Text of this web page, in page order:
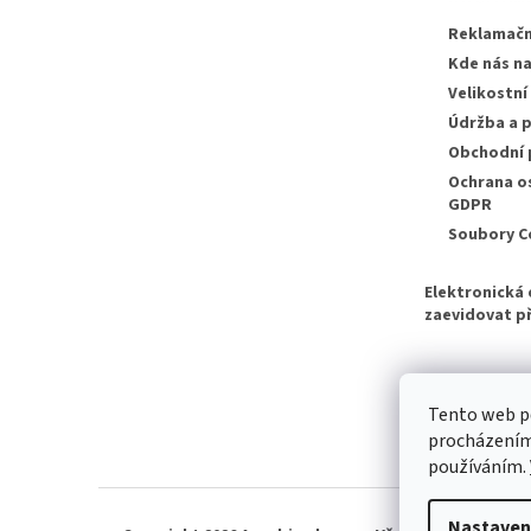
Tento web
používáním.
Kde nás
Údržba a
Obchodní
Ochrana
GDPR
Soubory
Elektronická
zaevidovat